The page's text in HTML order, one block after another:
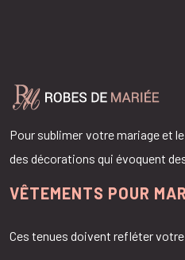
Pour sublimer votre mariage et
des décorations qui évoquent
VÊTEMENTS POUR
Ces tenues doivent refléter